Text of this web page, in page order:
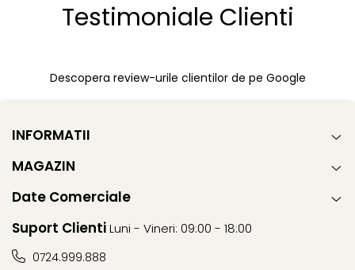
Testimoniale Clienti
Descopera review-urile clientilor de pe Google
INFORMATII
MAGAZIN
Date Comerciale
Suport ClientiLuni - Vineri: 09:00 - 18:00
0724.999.888